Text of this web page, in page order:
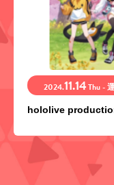
2024.11.14Thu -
hololive